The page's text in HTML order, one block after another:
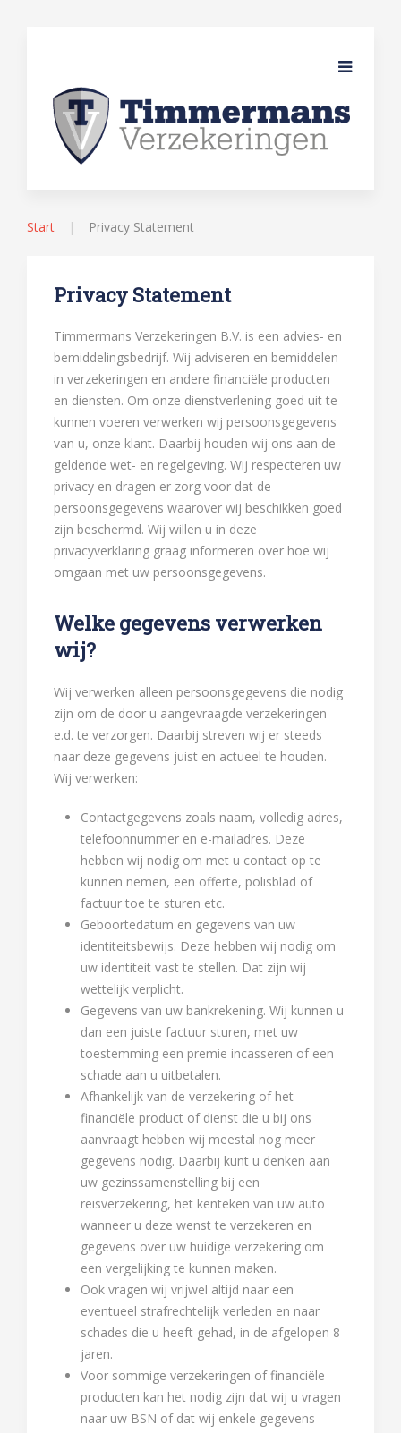
Start Privacy Statement
Privacy Statement
Timmermans Verzekeringen B.V. is een advies- en
bemiddelingsbedrijf. Wij adviseren en bemiddelen
in verzekeringen en andere financiële producten
en diensten. Om onze dienstverlening goed uit te
kunnen voeren verwerken wij persoonsgegevens
van u, onze klant. Daarbij houden wij ons aan de
geldende wet- en regelgeving. Wij respecteren uw
privacy en dragen er zorg voor dat de
persoonsgegevens waarover wij beschikken goed
zijn beschermd. Wij willen u in deze
privacyverklaring graag informeren over hoe wij
omgaan met uw persoonsgegevens.
Welke gegevens verwerken
wij?
Wij verwerken alleen persoonsgegevens die nodig
zijn om de door u aangevraagde verzekeringen
e.d. te verzorgen. Daarbij streven wij er steeds
naar deze gegevens juist en actueel te houden.
Wij verwerken:
Contactgegevens zoals naam, volledig adres,
telefoonnummer en e-mailadres. Deze
hebben wij nodig om met u contact op te
kunnen nemen, een offerte, polisblad of
factuur toe te sturen etc.
Geboortedatum en gegevens van uw
identiteitsbewijs. Deze hebben wij nodig om
uw identiteit vast te stellen. Dat zijn wij
wettelijk verplicht.
Gegevens van uw bankrekening. Wij kunnen u
dan een juiste factuur sturen, met uw
toestemming een premie incasseren of een
schade aan u uitbetalen.
Afhankelijk van de verzekering of het
financiële product of dienst die u bij ons
aanvraagt hebben wij meestal nog meer
gegevens nodig. Daarbij kunt u denken aan
uw gezinssamenstelling bij een
reisverzekering, het kenteken van uw auto
wanneer u deze wenst te verzekeren en
gegevens over uw huidige verzekering om
een vergelijking te kunnen maken.
Ook vragen wij vrijwel altijd naar een
eventueel strafrechtelijk verleden en naar
schades die u heeft gehad, in de afgelopen 8
jaren.
Voor sommige verzekeringen of financiële
producten kan het nodig zijn dat wij u vragen
naar uw BSN of dat wij enkele gegevens